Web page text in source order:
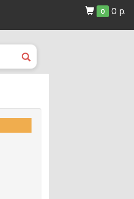
0 0 р.